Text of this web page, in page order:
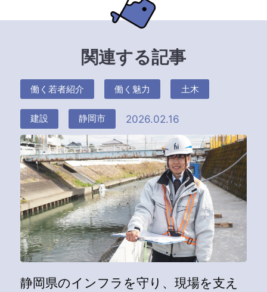
関連する記事
働く若者紹介 働く魅力 土木
建設 静岡市 2026.02.16
静岡県のインフラを守り、現場を支え